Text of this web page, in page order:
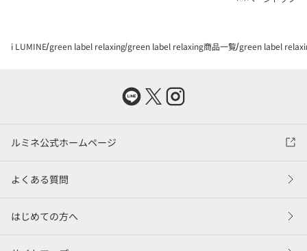
i LUMINE green label relaxing green label relaxing商品一覧 green label
ルミネ公式ホームページ
よくある質問
はじめての方へ